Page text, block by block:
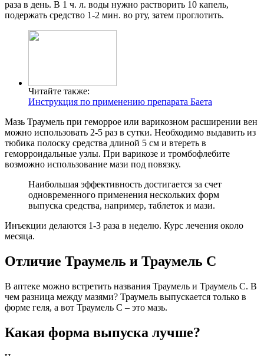
раза в день. В 1 ч. л. воды нужно растворить 10 капель,
подержать средство 1-2 мин. во рту, затем проглотить.
Читайте также:
Инструкция по применению препарата Баета
Мазь Траумель при геморрое или варикозном расширении вен
можно использовать 2-5 раз в сутки. Необходимо выдавить из
тюбика полоску средства длиной 5 см и втереть в
геморроидальные узлы. При варикозе и тромбофлебите
возможно использование мази под повязку.
Наибольшая эффективность достигается за счет
одновременного применения нескольких форм
выпуска средства, например, таблеток и мази.
Инъекции делаются 1-3 раза в неделю. Курс лечения около
месяца.
Отличие Траумель и Траумель С
В аптеке можно встретить названия Траумель и Траумель С. В
чем разница между мазями? Траумель выпускается только в
форме геля, а вот Траумель С – это мазь.
Какая форма выпуска лучше?